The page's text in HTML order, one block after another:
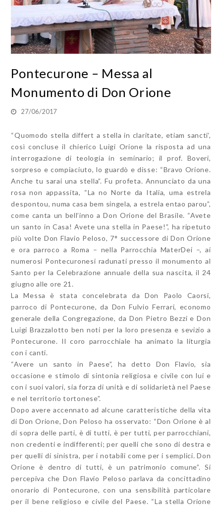
Pontecurone – Messa al
Monumento di Don Orione
27/06/2017
“Quomodo stella differt a stella in claritate, etiam sancti‘,
così concluse il chierico Luigi Orione la risposta ad una
interrogazione di teologia in seminario; il prof. Boveri,
sorpreso e compiaciuto, lo guardò e disse: “Bravo Orione.
Anche tu sarai una stella”. Fu profeta. Annunciato da una
rosa non appassita, “La no Norte da Italia, uma estrela
despontou, numa casa bem singela, a estrela entao parou”,
come canta un bell’inno a Don Orione del Brasile. “Avete
un santo in Casa! Avete una stella in Paese!”, ha ripetuto
più volte Don Flavio Peloso, 7° successore di Don Orione
e ora parroco a Roma – nella Parrocchia MaterDei –, ai
numerosi Pontecuronesi radunati presso il monumento al
Santo per la Celebrazione annuale della sua nascita, il 24
giugno alle ore 21.
La Messa è stata concelebrata da Don Paolo Caorsi,
parroco di Pontecurone, da Don Fulvio Ferrari, economo
generale della Congregazione, da Don Pietro Bezzi e Don
Luigi Brazzalotto ben noti per la loro presenza e sevizio a
Pontecurone. Il coro parrocchiale ha animato la liturgia
con i canti.
“Avere un santo in Paese”, ha detto Don Flavio, sia
occasione e stimolo di sintonia religiosa e civile con lui e
con i suoi valori, sia forza di unità e di solidarietà nel Paese
e nel territorio tortonese”.
Dopo avere accennato ad alcune caratteristiche della vita
di Don Orione, Don Peloso ha osservato: “Don Orione è al
di sopra delle parti, è di tutti, è per tutti, per parrocchiani,
non credenti e indifferenti; per quelli che sono di destra e
per quelli di sinistra, per i notabili come per i semplici. Don
Orione è dentro di tutti, è un patrimonio comune”. Si
percepiva che Don Flavio Peloso parlava da concittadino
onorario di Pontecurone, con una sensibilità particolare
per il bene religioso e civile del Paese. “La stella Orione